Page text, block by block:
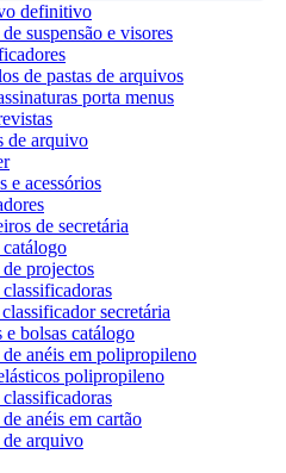
definitivo
suspensão e visores
de pastas de arquivos
porta menus
de arquivo
e acessórios
de secretária
catálogo
de projectos
classificadoras
secretária
e bolsas catálogo
de anéis em polipropileno
polipropileno
classificadoras
de anéis em cartão
de arquivo